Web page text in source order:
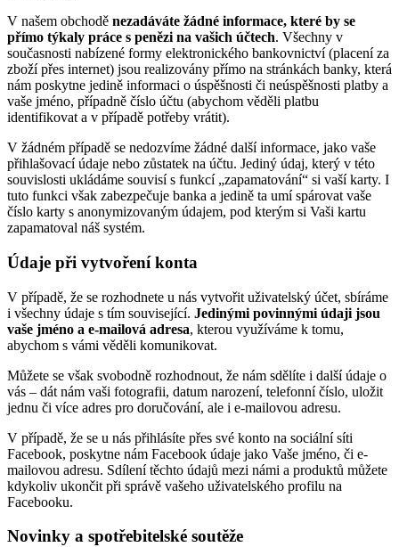
V našem obchodě nezadáváte žádné informace, které by se
přímo týkaly práce s penězi na vašich účtech. Všechny v
současnosti nabízené formy elektronického bankovnictví (placení za
zboží přes internet) jsou realizovány přímo na stránkách banky, která
nám poskytne jedině informaci o úspěšnosti či neúspěšnosti platby a
vaše jméno, případně číslo účtu (abychom věděli platbu
identifikovat a v případě potřeby vrátit).
V žádném případě se nedozvíme žádné další informace, jako vaše
přihlašovací údaje nebo zůstatek na účtu. Jediný údaj, který v této
souvislosti ukládáme souvisí s funkcí „zapamatování“ si vaší karty. I
tuto funkci však zabezpečuje banka a jedině ta umí spárovat vaše
číslo karty s anonymizovaným údajem, pod kterým si Vaši kartu
zapamatoval náš systém.
Údaje při vytvoření konta
V případě, že se rozhodnete u nás vytvořit uživatelský účet, sbíráme
i všechny údaje s tím související. Jedinými povinnými údaji jsou
vaše jméno a e-mailová adresa, kterou využíváme k tomu,
abychom s vámi věděli komunikovat.
Můžete se však svobodně rozhodnout, že nám sdělíte i další údaje o
vás – dát nám vaši fotografii, datum narození, telefonní číslo, uložit
jednu či více adres pro doručování, ale i e-mailovou adresu.
V případě, že se u nás přihlásíte přes své konto na sociální síti
Facebook, poskytne nám Facebook údaje jako Vaše jméno, či e-
mailovou adresu. Sdílení těchto údajů mezi námi a produktů můžete
kdykoliv ukončit při správě vašeho uživatelského profilu na
Facebooku.
Novinky a spotřebitelské soutěže